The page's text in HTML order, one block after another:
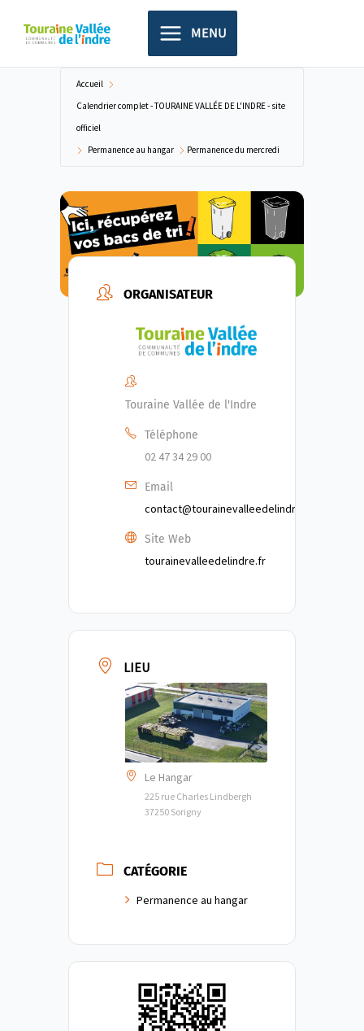
principal
MENU
Accueil
Calendrier complet - TOURAINE VALLÉE DE L'INDRE - site
officiel
Permanence au hangar
Permanence du mercredi
ORGANISATEUR
Touraine Vallée de l'Indre
Téléphone
02 47 34 29 00
Email
contact@tourainevalleedelindre.fr
Site Web
tourainevalleedelindre.fr
LIEU
Le Hangar
225 rue Charles Lindbergh
37250 Sorigny
CATÉGORIE
Permanence au hangar